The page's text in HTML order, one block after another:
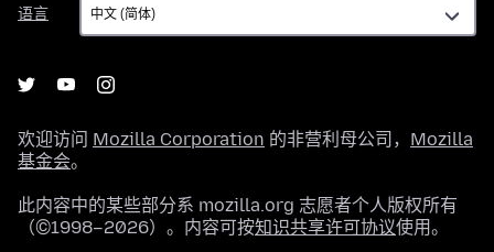
语言
言
欢迎访问 Mozilla Corporation 的非营利母公司， Mozilla
基金会。
此内容中的某些部分系 mozilla.org 志愿者个人版权所有
（©1998–2026）。内容可按知识共享许可协议使用。